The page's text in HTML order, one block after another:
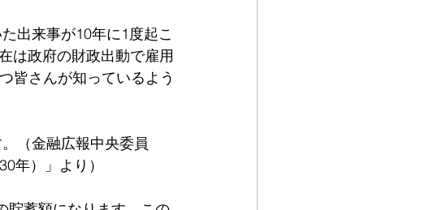
出来事が10年に1度起こ
は政府の財政出動で雇用
皆さんが知っているよう
（金融広報中央委員
年）」より）